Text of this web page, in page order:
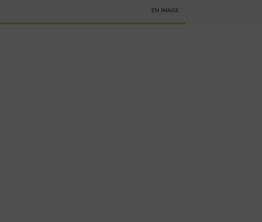
EN IMAGE